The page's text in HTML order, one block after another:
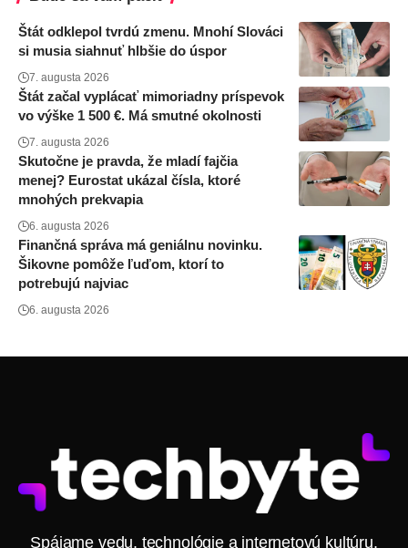
Štát odklepol tvrdú zmenu. Mnohí Slováci
si musia siahnuť hlbšie do úspor
7. augusta 2026
Štát začal vyplácať mimoriadny príspevok
vo výške 1 500 €. Má smutné okolnosti
7. augusta 2026
Skutočne je pravda, že mladí fajčia
menej? Eurostat ukázal čísla, ktoré
mnohých prekvapia
6. augusta 2026
Finančná správa má geniálnu novinku.
Šikovne pomôže ľuďom, ktorí to
potrebujú najviac
6. augusta 2026
Spájame vedu, technológie a internetovú kultúru.